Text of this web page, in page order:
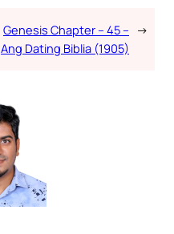
Genesis Chapter – 45 –
Ang Dating Biblia (1905)
→